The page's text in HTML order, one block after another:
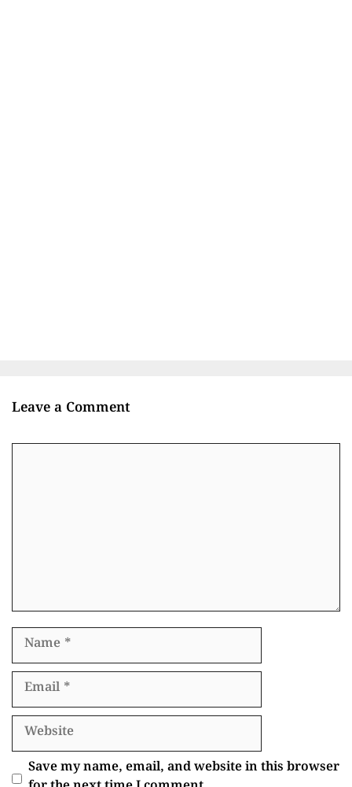
Leave a Comment
Name
Email
Website
Save my name, email, and website in this browser